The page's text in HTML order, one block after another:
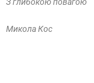
Микола Кос